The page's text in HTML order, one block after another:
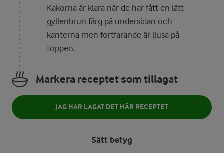
Kakorna är klara när de har fått en lätt
gyllenbrun färg på undersidan och
kanterna men fortfarande är ljusa på
toppen.
Markera receptet som tillagat
JAG HAR LAGAT DET HÄR RECEPTET
Sätt betyg